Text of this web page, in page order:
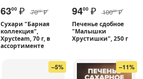
6300 ₽ 7000 ₽
Сухари "Барная
коллекция",
Хрусteam, 70 г, в
ассортименте
9400 ₽ 10000 ₽
Печенье сдобное
"Малышки
Хрустишки", 250 г
–5% –11%